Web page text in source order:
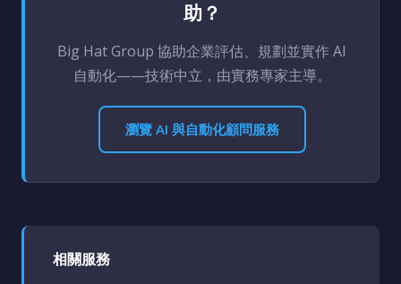
助？
Big Hat Group 協助企業評估、規劃並實作 AI
自動化——技術中立，由實務專家主導。
瀏覽 AI 與自動化顧問服務
相關服務